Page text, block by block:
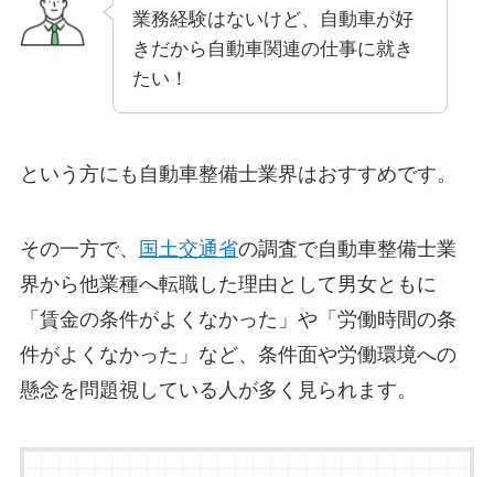
業務経験はないけど、自動車が好
きだから自動車関連の仕事に就き
たい！
という方にも自動車整備士業界はおすすめです。
その一方で、 国土交通省の調査で自動車整備士業
界から他業種へ転職した理由として男女ともに
「賃金の条件がよくなかった」や「労働時間の条
件がよくなかった」など、条件面や労働環境への
懸念を問題視している人が多く見られます。